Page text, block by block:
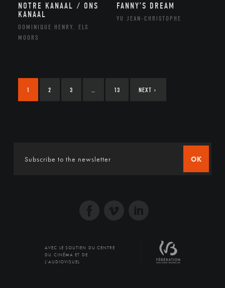
NOTRE KANAAL / ONS
KANAAL
DOMINIQUE HENRY, ELS
MOORS
FANNY’S DREAM
YU JEAN-CHRISTOPHE
1 2 3 … 13 NEXT ›
OK
AVEC LE SOUTIEN DU CENTRE
DU CINÉMA ET DE
L'AUDIOVISUEL